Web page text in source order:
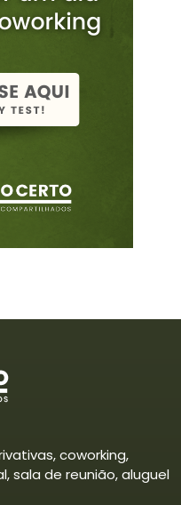
coworking,
sala de reunião, aluguel